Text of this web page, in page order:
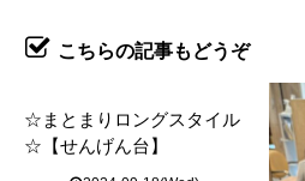
こちらの記事もどうぞ
☆まとまりロングスタイル
☆【せんげん台】